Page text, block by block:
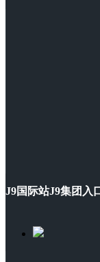
J9国际站J9集团入